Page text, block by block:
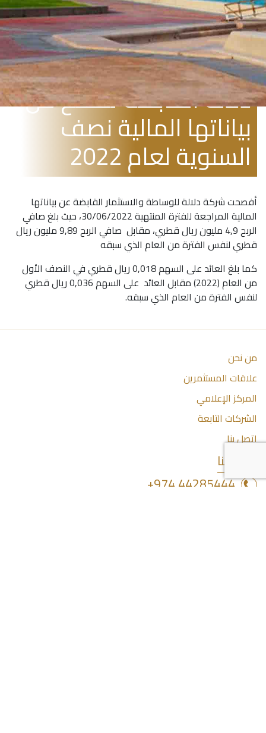
أغسطس 10, 2022
دلالة القابضة تفصح عن
بياناتها المالية نصف
السنوية لعام 2022
أفصحت شركة دلالة للوساطة والاستثمار القابضة عن بياناتها
المالية المراجعة للفترة المنتهية 30/06/2022، حيث بلغ صافي
الربح 4,9 مليون ريال قطري، مقابل صافي الربح 9,89 مليون ريال
قطري لنفس الفترة من العام الذي سبقه
كما بلغ العائد على السهم 0,018 ريال قطري في النصف الأول
من العام (2022) مقابل العائد على السهم 0,036 ريال قطري
لنفس الفترة من العام الذي سبقه.
من نحن
علاقات المستثمرين
المركز الإعلامي
الشركات التابعة
اتصل بنا
اتصل بنا
44285444 974+